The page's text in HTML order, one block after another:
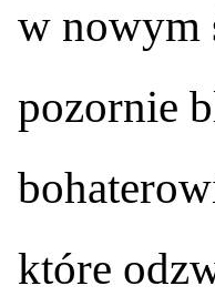
w nowym
pozornie
które